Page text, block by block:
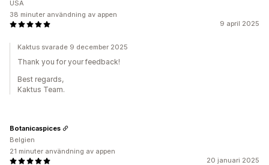
9 april 2025
USA
38 minuter användning av appen
Kaktus svarade 9 december 2025
Thank you for your feedback!
Best regards,
Kaktus Team.
20 januari 2025
Botanicaspices
Belgien
21 minuter användning av appen